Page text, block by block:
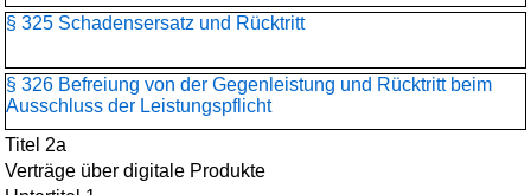
§ 325 Schadensersatz und Rücktritt
§ 326 Befreiung von der Gegenleistung und Rücktritt beim
Ausschluss der Leistungspflicht
Titel 2a
Verträge über digitale Produkte